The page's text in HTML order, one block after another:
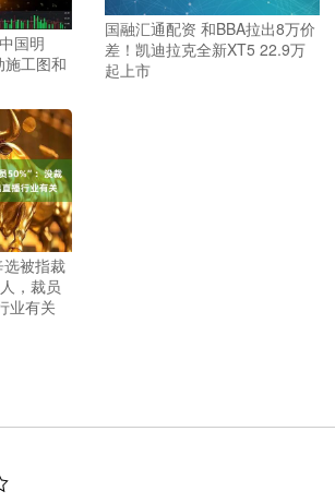
国明
施工图和
国融汇通配资 和BBA拉出8万价
差！凯迪拉克全新XT5 22.9万
起上市
选被指裁
，裁员
业有关